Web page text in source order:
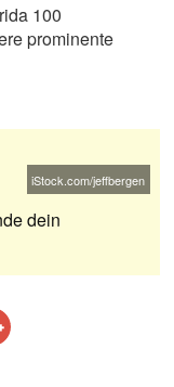
100
prominente
iStock.com/jeffbergen
dein